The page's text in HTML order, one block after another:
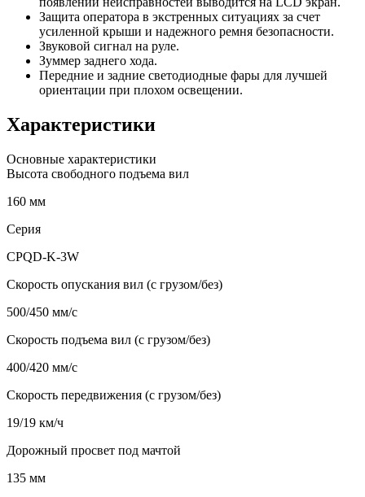
Защита оператора в экстренных ситуациях за счет
усиленной крыши и надежного ремня безопасности.
Звуковой сигнал на руле.
Зуммер заднего хода.
Передние и задние светодиодные фары для лучшей
ориентации при плохом освещении.
Характеристики
Основные характеристики
Высота свободного подъема вил
160 мм
Серия
CPQD-K-3W
Скорость опускания вил (с грузом/без)
500/450 мм/с
Скорость подъема вил (с грузом/без)
400/420 мм/с
Скорость передвижения (с грузом/без)
19/19 км/ч
Дорожный просвет под мачтой
135 мм